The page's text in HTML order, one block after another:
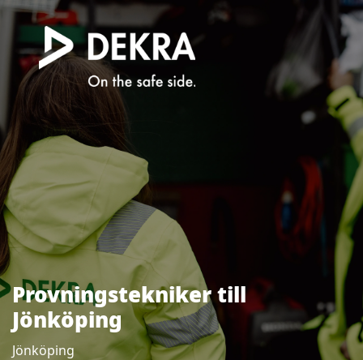
Provningstekniker till
Jönköping
Jönköping